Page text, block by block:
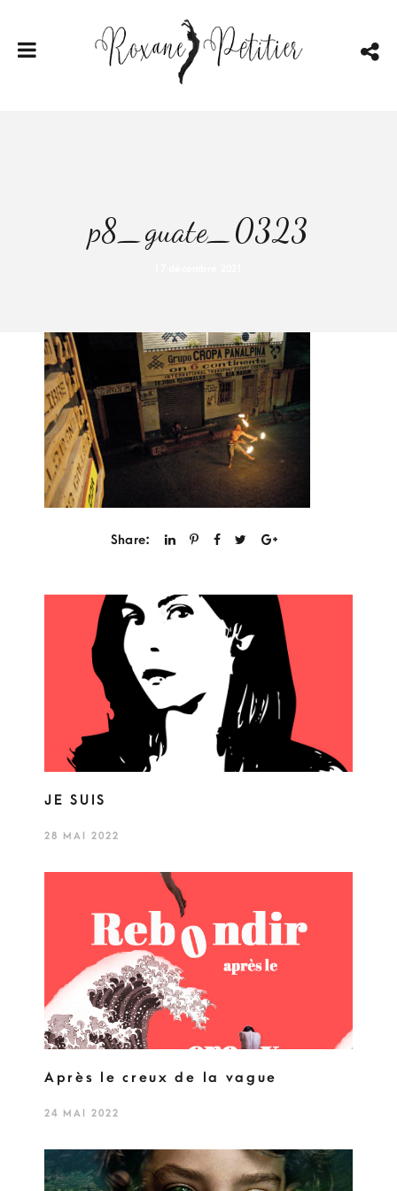
p8_guate_0323
Share:
JE SUIS
28 MAI 2022
Après le creux de la vague
24 MAI 2022